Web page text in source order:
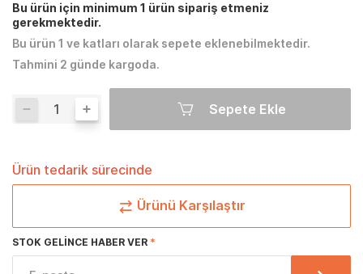
Bu ürün için minimum 1 ürün sipariş etmeniz
gerekmektedir.
Bu ürün 1 ve katları olarak sepete eklenebilmektedir.
Tahmini 2 günde kargoda.
Sepete Ekle
Ürün tedarik sürecinde
Ürünü Karşılaştır
STOK GELINCE HABER VER